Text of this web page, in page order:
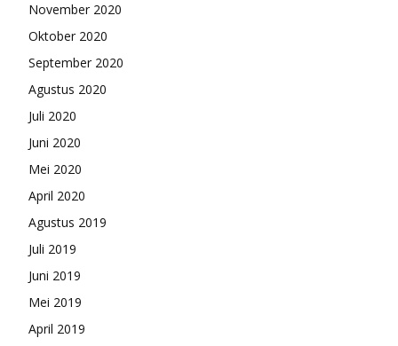
November 2020
Oktober 2020
September 2020
Agustus 2020
Juli 2020
Juni 2020
Mei 2020
April 2020
Agustus 2019
Juli 2019
Juni 2019
Mei 2019
April 2019